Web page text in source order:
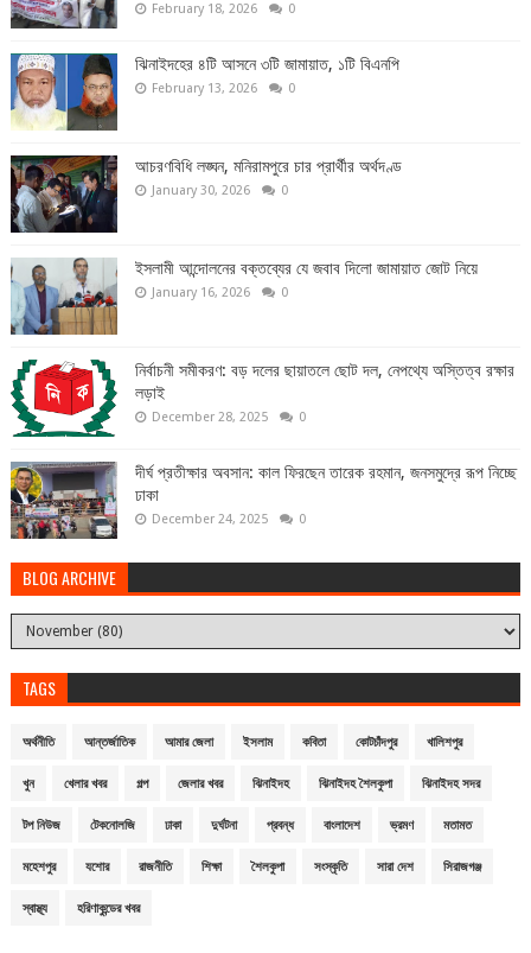
February 18, 2026 0
ঝিনাইদহের ৪টি আসনে ৩টি জামায়াত, ১টি বিএনপি
February 13, 2026 0
আচরণবিধি লঙ্ঘন, মনিরামপুরে চার প্রার্থীর অর্থদণ্ড
January 30, 2026 0
ইসলামী আন্দোলনের বক্তব্যের যে জবাব দিলো জামায়াত জোট নিয়ে
January 16, 2026 0
নির্বাচনী সমীকরণ: বড় দলের ছায়াতলে ছোট দল, নেপথ্যে অস্তিত্ব রক্ষার
লড়াই
December 28, 2025 0
দীর্ঘ প্রতীক্ষার অবসান: কাল ফিরছেন তারেক রহমান, জনসমুদ্রে রূপ নিচ্ছে
ঢাকা
December 24, 2025 0
BLOG ARCHIVE
TAGS
অর্থনীতি আন্তর্জাতিক আমার জেলা ইসলাম কবিতা কোটচাঁদপুর খালিশপুর
খুন খেলার খবর গল্প জেলার খবর ঝিনাইদহ ঝিনাইদহ শৈলকুপা ঝিনাইদহ সদর
টপ নিউজ টেকনোলজি ঢাকা দুর্ঘটনা প্রবন্ধ বাংলাদেশ ভ্রমণ মতামত
মহেশপুর যশোর রাজনীতি শিক্ষা শৈলকুপা সংস্কৃতি সারা দেশ সিরাজগঞ্জ
স্বাস্থ্য হরিণাকুন্ডের খবর